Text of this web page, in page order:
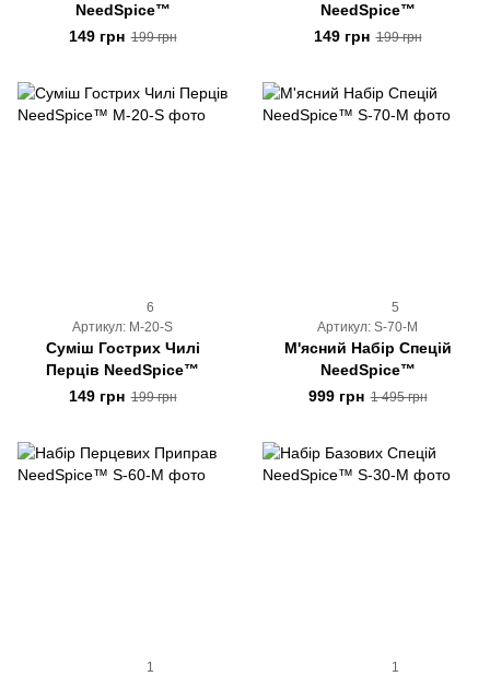
NeedSpice™
149 грн 199 грн
NeedSpice™
149 грн 199 грн
6
Артикул: M-20-S
Суміш Гострих Чилі
Перців NeedSpice™
149 грн 199 грн
5
Артикул: S-70-M
М'ясний Набір Спецій
NeedSpice™
999 грн 1 495 грн
1
1